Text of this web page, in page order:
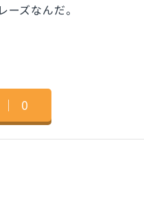
ズなんだ。
｜ 0